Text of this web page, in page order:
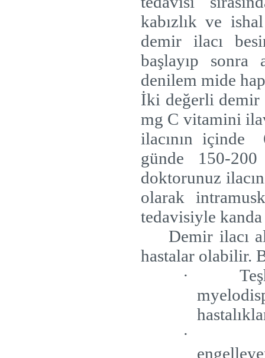
kabızlık ve
demir ilacı
başlayıp sonra
denilem mide
İki değerli demir
mg C vitamini
ilacının içinde
günde 150-
doktorunuz
olarak
tedavisiyle
Demir ilacı
hastalar olabilir.
·
·